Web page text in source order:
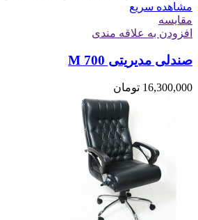
مشاهده سریع
مقایسه
افزودن به علاقه مندی
صندلی مدیریتی M 700
16,300,000 تومان